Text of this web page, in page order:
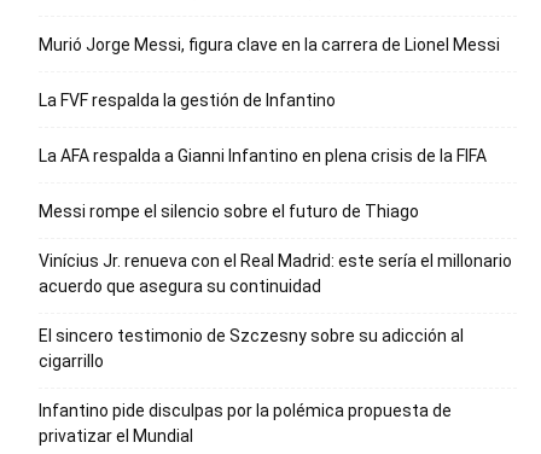
Murió Jorge Messi, figura clave en la carrera de Lionel Messi
La FVF respalda la gestión de Infantino
La AFA respalda a Gianni Infantino en plena crisis de la FIFA
Messi rompe el silencio sobre el futuro de Thiago
Vinícius Jr. renueva con el Real Madrid: este sería el millonario
acuerdo que asegura su continuidad
El sincero testimonio de Szczesny sobre su adicción al
cigarrillo
Infantino pide disculpas por la polémica propuesta de
privatizar el Mundial